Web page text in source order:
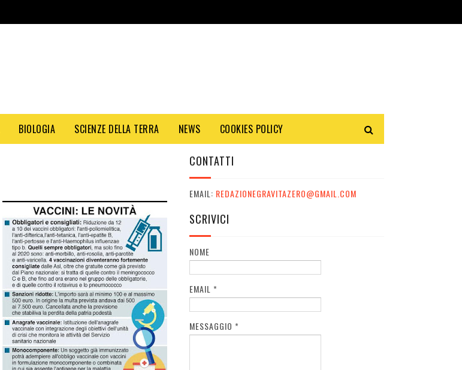
BIOLOGIA SCIENZE DELLA TERRA NEWS COOKIES POLICY
CONTATTI
EMAIL: REDAZIONEGRAVITAZERO@GMAIL.COM
SCRIVICI
NOME
EMAIL *
MESSAGGIO *